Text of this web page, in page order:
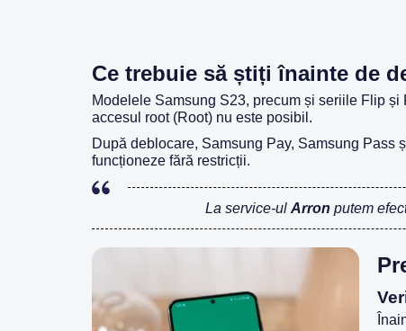
Ce trebuie să știți înainte de
Modelele Samsung S23, precum și seriile Flip
accesul root (Root) nu este posibil.
După deblocare, Samsung Pay, Samsung Pass
funcționeze fără restricții.
La service-ul Arron putem